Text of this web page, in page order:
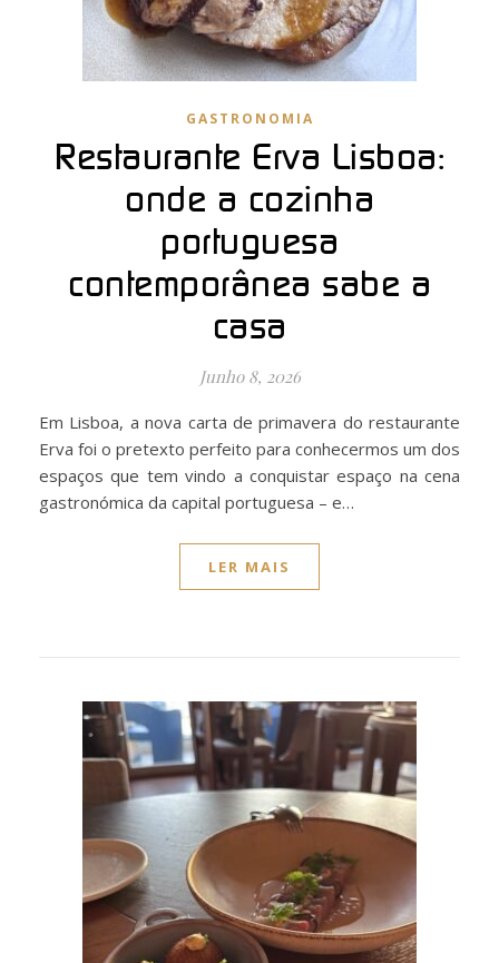
GASTRONOMIA
Restaurante Erva Lisboa:
onde a cozinha
portuguesa
contemporânea sabe a
casa
Junho 8, 2026
Em Lisboa, a nova carta de primavera do restaurante
Erva foi o pretexto perfeito para conhecermos um dos
espaços que tem vindo a conquistar espaço na cena
gastronómica da capital portuguesa – e…
LER MAIS